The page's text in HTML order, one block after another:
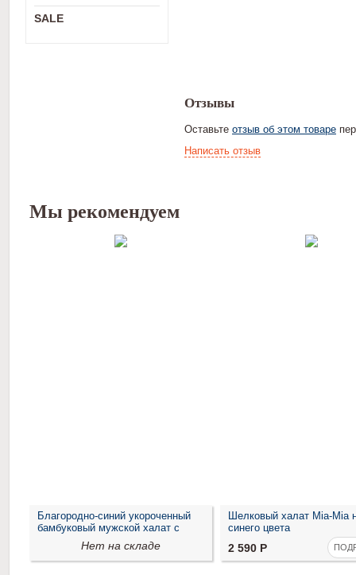
SALE
Отзывы
Оставьте отзыв об этом товаре
Написать отзыв
Мы рекомендуем
Благородно-синий укороченный
бамбуковый мужской халат с
капюшономНет на складе
Шелковый халат Mia-Mia
синего цвета
2 590 Р